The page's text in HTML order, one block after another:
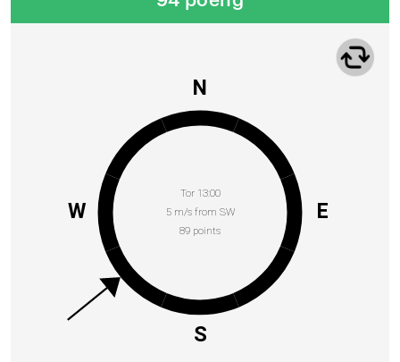
Tor 13:00
5 m/s from SW
89 points
N
E
S
W